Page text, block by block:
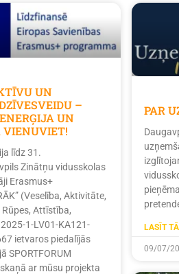
UN
–
UN
VIENUVIET!
līdz 31.
Zinātņu vidusskolas
Erasmus+
(Veselība, Aktivitāte,
Attīstība,
1-LV01-KA121-
ietvaros piedalījās
SPORTFORUM
ar mūsu projekta
PAR
LASĪT
09/07/